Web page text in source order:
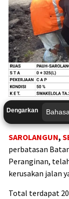
Dengarkan
SAROLANGUN,
perbatasan
Peranginan,
kerusakan jalan
Total terdapat